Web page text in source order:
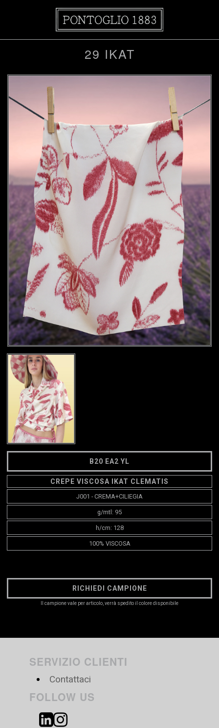
29 IKAT
B20 EA2 YL
CREPE VISCOSA IKAT CLEMATIS
J001 - CREMA+CILIEGIA
g/mtl: 95
h/cm: 128
100% VISCOSA
RICHIEDI CAMPIONE
Il campione vale per articolo, verrà spedito il colore disponibile
SERVIZIO CLIENTI
Contattaci
FOLLOW US